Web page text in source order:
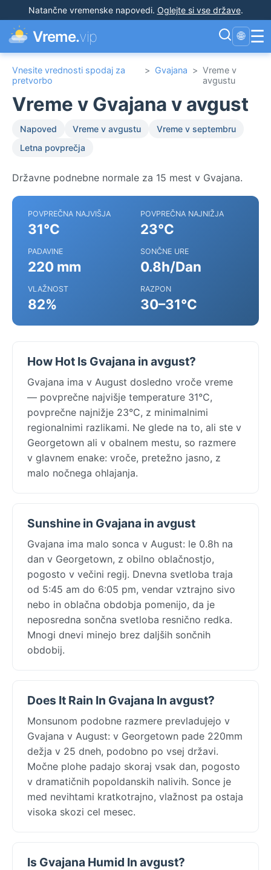
Natančne vremenske napovedi. Oglejte si vse države.
Vreme.vip 🌐 ☰
Vnesite vrednosti spodaj za
pretvorbo
> Gvajana > Vreme v
avgustu
Vreme v Gvajana v avgust
Napoved Vreme v avgustu
Vreme v septembru
Letna povprečja
Državne podnebne normale za 15 mest v Gvajana.
POVPREČNA NAJVIŠJA
31°C
POVPREČNA NAJNIŽJA
23°C
PADAVINE
220 mm
SONČNE URE
0.8h/Dan
VLAŽNOST
82%
RAZPON
30–31°C
How Hot Is Gvajana in avgust?
Gvajana ima v August dosledno vroče vreme
— povprečne najvišje temperature 31°C,
povprečne najnižje 23°C, z minimalnimi
regionalnimi razlikami. Ne glede na to, ali ste v
Georgetown ali v obalnem mestu, so razmere
v glavnem enake: vroče, pretežno jasno, z
malo nočnega ohlajanja.
Sunshine in Gvajana in avgust
Gvajana ima malo sonca v August: le 0.8h na
dan v Georgetown, z obilno oblačnostjo,
pogosto v večini regij. Dnevna svetloba traja
od 5:45 am do 6:05 pm, vendar vztrajno sivo
nebo in oblačna obdobja pomenijo, da je
neposredna sončna svetloba resnično redka.
Mnogi dnevi minejo brez daljših sončnih
obdobij.
Does It Rain In Gvajana In avgust?
Monsunom podobne razmere prevladujejo v
Gvajana v August: v Georgetown pade 220mm
dežja v 25 dneh, podobno po vsej državi.
Močne plohe padajo skoraj vsak dan, pogosto
v dramatičnih popoldanskih nalivih. Sonce je
med nevihtami kratkotrajno, vlažnost pa ostaja
visoka skozi cel mesec.
Is Gvajana Humid In avgust?